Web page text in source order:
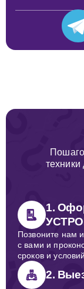
техники
1.
Позвоните нам
с вами и
сроков и условий.
2.